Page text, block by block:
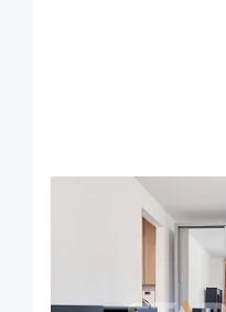
Apartament doua
dormitor